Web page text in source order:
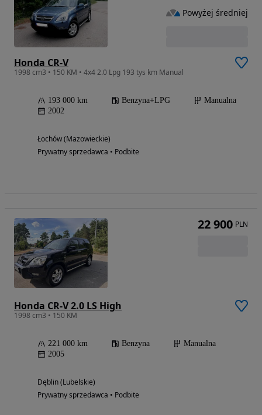
Honda CR-V
1998 cm3 • 150 KM • 4x4 2.0 Lpg 193 tys km Manual
193 000 km Benzyna+LPG
Manualna
2002
Łochów (Mazowieckie)
Prywatny sprzedawca • Podbite
Powyżej średniej
Honda CR-V 2.0 LS High
1998 cm3 • 150 KM
221 000 km Benzyna
Manualna
2005
Dęblin (Lubelskie)
Prywatny sprzedawca • Podbite
22 900 PLN